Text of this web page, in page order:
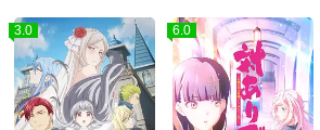
3.0 6.0